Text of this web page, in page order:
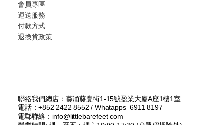
會員專區
運送服務
付款方式
退換貨政策
聯絡我們總店：葵涌葵豐街1-15號盈業大廈A座1樓1室
電話：+852 2422 8552 / Whatapps: 6911 8197
電郵聯絡：info@littlebarefeet.com